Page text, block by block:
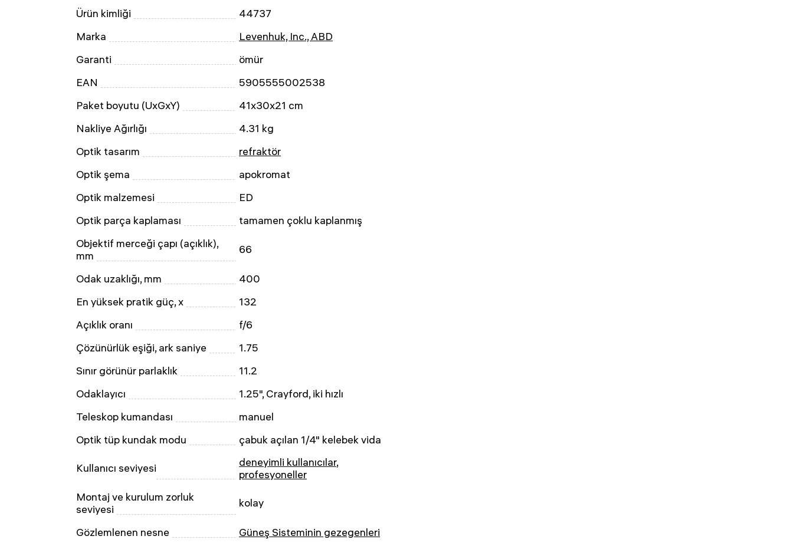
Ürün kimliği
44737
Marka
Levenhuk, Inc., ABD
Garanti
ömür
EAN
5905555002538
Paket boyutu (UxGxY)
41x30x21 cm
Nakliye Ağırlığı
4.31 kg
Optik tasarım
refraktör
Optik şema
apokromat
Optik malzemesi
ED
Optik parça kaplaması
tamamen çoklu kaplanmış
Objektif merceği çapı (açıklık),
mm
66
Odak uzaklığı, mm
400
En yüksek pratik güç, x
132
Açıklık oranı
f/6
Çözünürlük eşiği, ark saniye
1.75
Sınır görünür parlaklık
11.2
Odaklayıcı
1.25", Crayford, iki hızlı
Teleskop kumandası
manuel
Optik tüp kundak modu
çabuk açılan 1/4" kelebek vida
Kullanıcı seviyesi deneyimli kullanıcılar,
profesyoneller
Montaj ve kurulum zorluk
seviyesi
kolay
Gözlemlenen nesne Güneş Sisteminin gezegenleri